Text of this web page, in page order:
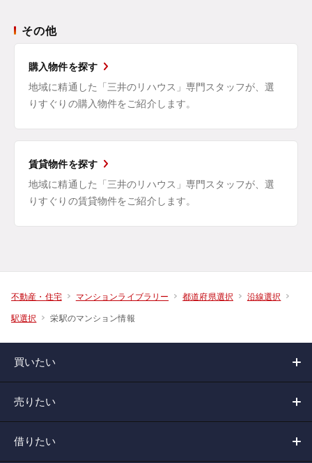
その他
購入物件を探す
地域に精通した「三井のリハウス」専門スタッフが、選
りすぐりの購入物件をご紹介します。
賃貸物件を探す
地域に精通した「三井のリハウス」専門スタッフが、選
りすぐりの賃貸物件をご紹介します。
不動産・住宅 マンションライブラリー 都道府県選択 沿線選択
駅選択 栄駅のマンション情報
買いたい
売りたい
借りたい